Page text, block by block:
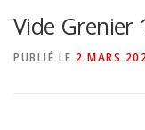
INFOS
Vide Grenier
PUBLIÉ LE 2 MARS